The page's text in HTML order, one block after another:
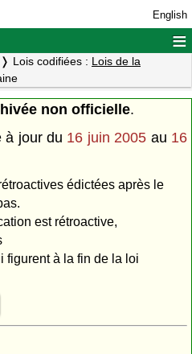
English
≡
Lois codifiées : Lois de la
non officielle.
à jour du 16 juin 2005 au 16
édictées après le
est rétroactive,
figurent à la fin de la loi